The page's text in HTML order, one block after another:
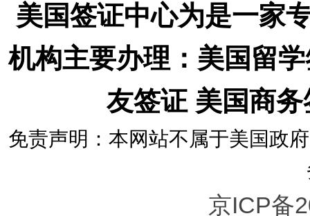
美国签证中心为是一家
机构主要办理：美国留
友签证 美国商
免责声明：本网站不属于美国政
京ICP备